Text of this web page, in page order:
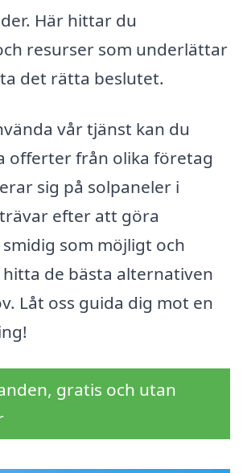
Här hittar du
resurser som underlättar
det rätta beslutet.
vår tjänst kan du
offerter från olika företag
sig på solpaneler i
efter att göra
som möjligt och
de bästa alternativen
Låt oss guida dig mot en
gratis och utan